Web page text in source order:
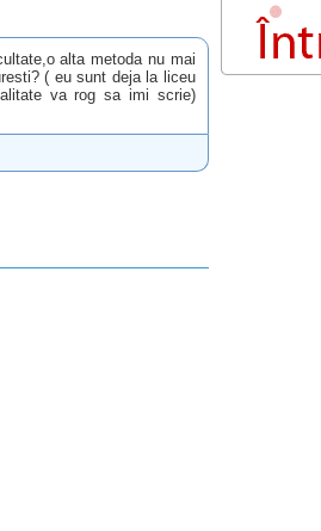
alta metoda nu mai
( eu sunt deja la liceu
va rog sa imi scrie)